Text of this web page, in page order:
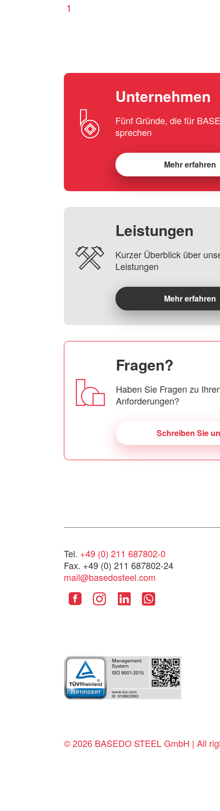
1
Unternehmen
Fünf Gründe, die für
sprechen
Mehr erfahren
Leistungen
Kurzer Überblick über
Leistungen
Mehr erfahren
Fragen?
Haben Sie Fragen zu
Anforderungen?
Schreiben Sie
Tel. +49 (0) 211 687802-0
Fax. +49 (0) 211 687802-24
mail@basedosteel.com
© 2026 BASEDO STEEL GmbH | All